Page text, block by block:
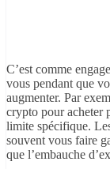
C’est comme
vous pendant que
augmenter. Par
crypto pour acheter
limite spécifique.
souvent vous faire
que l’embauche